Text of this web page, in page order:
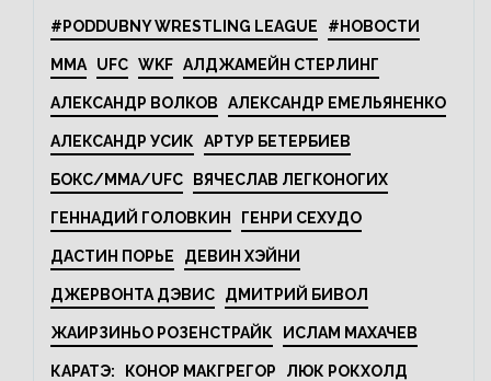
#PODDUBNY WRESTLING LEAGUE #НОВОСТИ
MMA UFC WKF АЛДЖАМЕЙН СТЕРЛИНГ
АЛЕКСАНДР ВОЛКОВ АЛЕКСАНДР ЕМЕЛЬЯНЕНКО
АЛЕКСАНДР УСИК АРТУР БЕТЕРБИЕВ
БОКС/MMA/UFC ВЯЧЕСЛАВ ЛЕГКОНОГИХ
ГЕННАДИЙ ГОЛОВКИН ГЕНРИ СЕХУДО
ДАСТИН ПОРЬЕ ДЕВИН ХЭЙНИ
ДЖЕРВОНТА ДЭВИС ДМИТРИЙ БИВОЛ
ЖАИРЗИНЬО РОЗЕНСТРАЙК ИСЛАМ МАХАЧЕВ
КАРАТЭ: КОНОР МАКГРЕГОР ЛЮК РОКХОЛД